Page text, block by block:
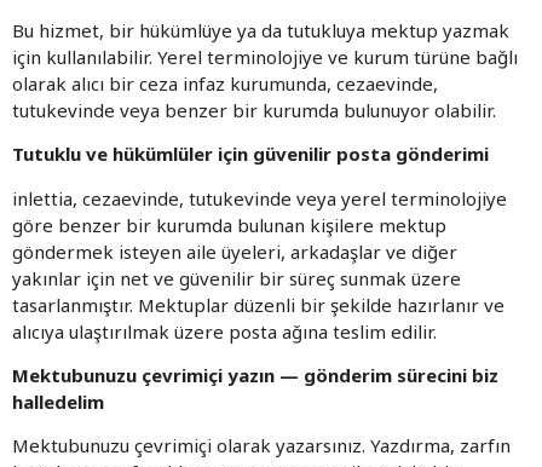
Bu hizmet, bir hükümlüye ya da tutukluya mektup yazmak
için kullanılabilir. Yerel terminolojiye ve kurum türüne bağlı
olarak alıcı bir ceza infaz kurumunda, cezaevinde,
tutukevinde veya benzer bir kurumda bulunuyor olabilir.
Tutuklu ve hükümlüler için güvenilir posta gönderimi
inlettia, cezaevinde, tutukevinde veya yerel terminolojiye
göre benzer bir kurumda bulunan kişilere mektup
göndermek isteyen aile üyeleri, arkadaşlar ve diğer
yakınlar için net ve güvenilir bir süreç sunmak üzere
tasarlanmıştır. Mektuplar düzenli bir şekilde hazırlanır ve
alıcıya ulaştırılmak üzere posta ağına teslim edilir.
Mektubunuzu çevrimiçi yazın — gönderim sürecini biz
halledelim
Mektubunuzu çevrimiçi olarak yazarsınız. Yazdırma, zarfın